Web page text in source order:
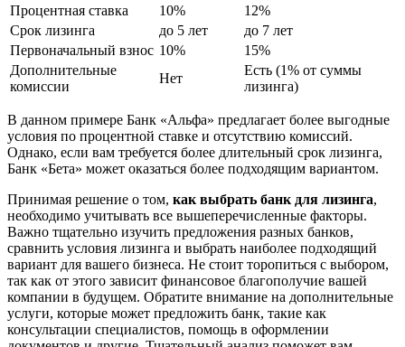
Процентная ставка
10%
12%
Срок лизинга
до 5 лет
до 7 лет
Первоначальный взнос 10%
15%
Дополнительные
комиссии
Нет
Есть (1% от суммы
лизинга)
В данном примере Банк «Альфа» предлагает более выгодные
условия по процентной ставке и отсутствию комиссий.
Однако, если вам требуется более длительный срок лизинга,
Банк «Бета» может оказаться более подходящим вариантом.
Принимая решение о том, как выбрать банк для лизинга,
необходимо учитывать все вышеперечисленные факторы.
Важно тщательно изучить предложения разных банков,
сравнить условия лизинга и выбрать наиболее подходящий
вариант для вашего бизнеса. Не стоит торопиться с выбором,
так как от этого зависит финансовое благополучие вашей
компании в будущем. Обратите внимание на дополнительные
услуги, которые может предложить банк, такие как
консультации специалистов, помощь в оформлении